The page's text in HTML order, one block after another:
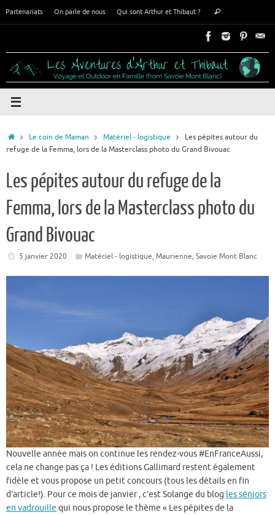
Partenariats On parle de nous Qui sont Arthur et Thibaut ?
:
Rechercher
AccueilLe coin de Maman Matériel - logistique
Les pépites autour du
refuge de la Femma, lors de la Masterclass photo du Grand Bivouac
Les pépites autour du refuge de la
Femma, lors de la Masterclass photo du
Grand Bivouac
5 janvier 2020 Matériel - logistique,Maurienne,Savoie Mont Blanc
Nouvelle année mais on continue les rendez-vous #EnFranceAussi,
cela ne change pas ça ! Les éditions Gallimard restent également
fidèle et vous propose un petit concours (tous les détails en fin
d’article!). Pour ce mois de janvier , c’est Solange du blog les séniors
en vadrouille qui nous propose le thème « Les pépites de la